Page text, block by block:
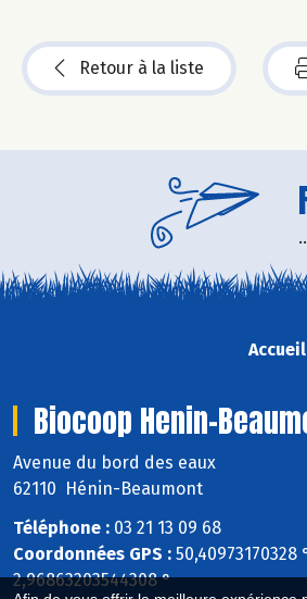
Retour à la liste
Accueil
Biocoop Henin-
Avenue du bord des eaux
62110 Hénin-Beaumont
Téléphone : 03 21 13 09 68
Coordonnées GPS : 50,40973170328
2,96863203544308 °